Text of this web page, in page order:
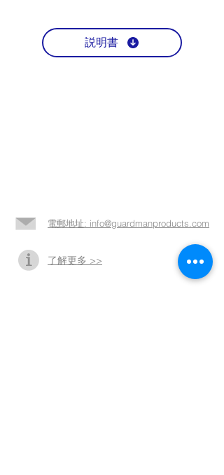
説明書
電郵地址: info@guardmanproducts.com​
了解更多 >>